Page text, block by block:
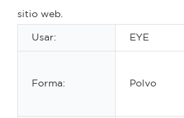
sitio web.
Usar: EYE
Forma: Polvo